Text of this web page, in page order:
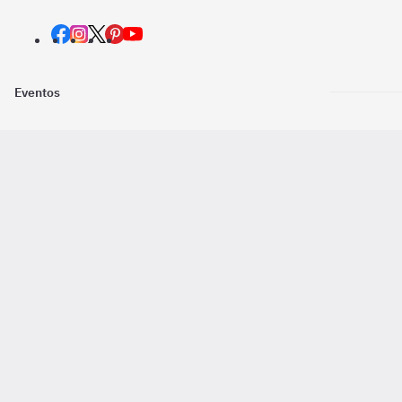
Eventos